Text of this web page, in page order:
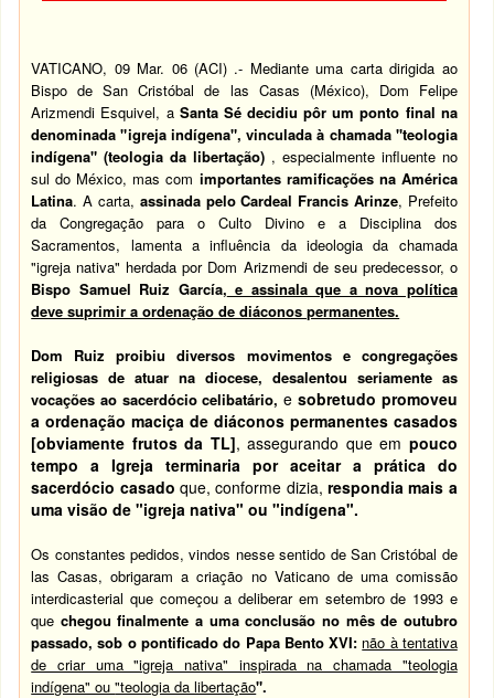
VATICANO, 09 Mar. 06 (ACI) .- Mediante uma carta dirigida ao
Bispo de San Cristóbal de las Casas (México), Dom Felipe
Arizmendi Esquivel, aSanta Sé decidiu pôr um ponto final na
denominada "igrejaindígena", vinculada à chamada "teologia
indígena" (teologia da libertação) , especialmente influente no
sul do México, mas com importantes ramificações na América
Latina.A carta, assinada pelo Cardeal Francis Arinze, Prefeito
da Congregação para o Culto Divino e a Disciplina dos
Sacramentos, lamenta a influência da ideologia da chamada
"igreja nativa" herdada por Dom Arizmendi de seu predecessor, o
Bispo Samuel Ruiz García, e assinala que a nova política
deve suprimir a ordenação de diáconos permanentes.
Dom Ruiz proibiu diversos movimentos e congregações
religiosas de atuar na diocese, desalentou seriamente as
vocações ao sacerdócio celibatário, esobretudo promoveu
a ordenação maciça de diáconos permanentes casados
[obviamente frutos da TL], assegurando que em pouco
tempo a Igreja terminaria por aceitar a prática do
sacerdócio casado que, conforme dizia,respondia mais a
uma visão de "igreja nativa" ou "indígena".
Os constantes pedidos, vindos nesse sentido de San Cristóbal de
las Casas, obrigaram a criação no Vaticano de uma comissão
interdicasterial que começou a deliberar em setembro de 1993 e
que chegou finalmente a uma conclusão no mês de outubro
passado, sob o pontificado do Papa Bento XVI: não à tentativa
de criar uma "igreja nativa" inspirada na chamada "teologia
indígena" ou"teologia da libertação".